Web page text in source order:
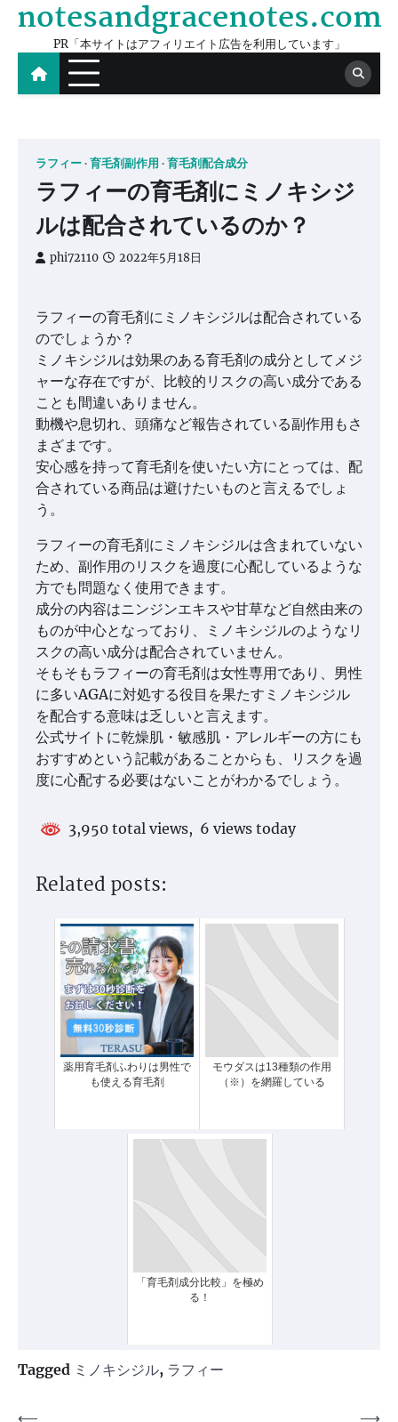
Skip
content
notesandgracenotes.com
PR「本サイトはアフィリエイト広告を利用しています」
ラフィー 育毛剤副作用 育毛剤配合成分
ラフィーの育毛剤にミノキシジ
ルは配合されているのか？
phi72110 2022年5月18日
ラフィーの育毛剤にミノキシジルは配合されている
のでしょうか？
ミノキシジルは効果のある育毛剤の成分としてメジ
ャーな存在ですが、比較的リスクの高い成分である
ことも間違いありません。
動機や息切れ、頭痛など報告されている副作用もさ
まざまです。
安心感を持って育毛剤を使いたい方にとっては、配
合されている商品は避けたいものと言えるでしょ
う。
ラフィーの育毛剤にミノキシジルは含まれていない
ため、副作用のリスクを過度に心配しているような
方でも問題なく使用できます。
成分の内容はニンジンエキスや甘草など自然由来の
ものが中心となっており、ミノキシジルのようなリ
スクの高い成分は配合されていません。
そもそもラフィーの育毛剤は女性専用であり、男性
に多いAGAに対処する役目を果たすミノキシジル
を配合する意味は乏しいと言えます。
公式サイトに乾燥肌・敏感肌・アレルギーの方にも
おすすめという記載があることからも、リスクを過
度に心配する必要はないことがわかるでしょう。
3,950 total views, 6 views today
Related posts:
薬用育毛剤ふわりは男性で
も使える育毛剤
モウダスは13種類の作用
（※）を網羅している
「育毛剤成分比較」を極め
る！
Tagged ミノキシジル, ラフィー
⟵
⟶